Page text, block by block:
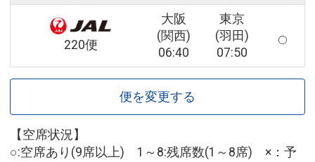
220便
大阪
(関西)
06:40
東京
(羽田)
07:50
便を変更する
【空席状況】
○:空席あり(9席以上) 1～8:残席数(1～8席) ×：予